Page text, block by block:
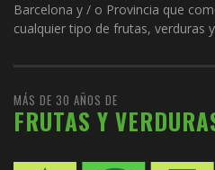
Barcelona y / o Provincia que
cualquier tipo de frutas, verduras
MÁS DE 30 AÑOS DE
FRUTAS Y